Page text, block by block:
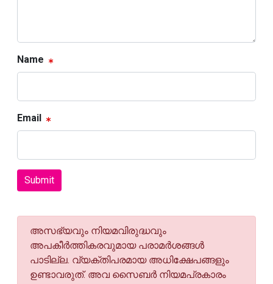
Name
Email
Submit
അസഭ്യവും നിയമവിരുദ്ധവും
അപകീര്‍ത്തികരവുമായ പരാമര്‍ശങ്ങള്‍
പാടില്ല. വ്യക്തിപരമായ അധിക്ഷേപങ്ങളും
ഉണ്ടാവരുത്. അവ സൈബര്‍ നിയമപ്രകാരം